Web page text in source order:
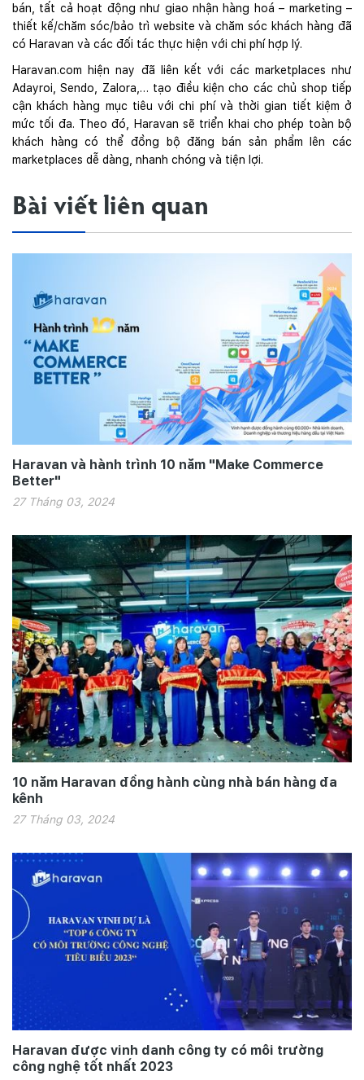
bán, tất cả hoạt động như giao nhận hàng hoá – marketing –
thiết kế/chăm sóc/bảo trì website và chăm sóc khách hàng đã
có Haravan và các đối tác thực hiện với chi phí hợp lý.
Haravan.com hiện nay đã liên kết với các marketplaces như
Adayroi, Sendo, Zalora,… tạo điều kiện cho các chủ shop tiếp
cận khách hàng mục tiêu với chi phí và thời gian tiết kiệm ở
mức tối đa. Theo đó, Haravan sẽ triển khai cho phép toàn bộ
khách hàng có thể đồng bộ đăng bán sản phẩm lên các
marketplaces dễ dàng, nhanh chóng và tiện lợi.
Bài viết liên quan
Haravan và hành trình 10 năm "Make Commerce
Better"
27 Tháng 03, 2024
10 năm Haravan đồng hành cùng nhà bán hàng đa
kênh
27 Tháng 03, 2024
Haravan được vinh danh công ty có môi trường
công nghệ tốt nhất 2023